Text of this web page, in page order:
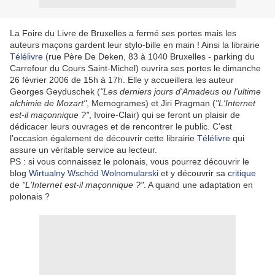
La Foire du Livre de Bruxelles a fermé ses portes mais les
auteurs maçons gardent leur stylo-bille en main ! Ainsi la librairie
Télélivre (rue Père De Deken, 83 à 1040 Bruxelles - parking du
Carrefour du Cours Saint-Michel) ouvrira ses portes le dimanche
26 février 2006 de 15h à 17h. Elle y accueillera les auteur
Georges Geyduschek ("Les derniers jours d'Amadeus ou l'ultime
alchimie de Mozart", Memogrames) et Jiri Pragman ("L'Internet
est-il maçonnique ?", Ivoire-Clair) qui se feront un plaisir de
dédicacer leurs ouvrages et de rencontrer le public. C'est
l'occasion également de découvrir cette librairie Télélivre qui
assure un véritable service au lecteur.
PS : si vous connaissez le polonais, vous pourrez découvrir le
blog Wirtualny Wschód Wolnomularski et y découvrir sa critique
de "L'Internet est-il maçonnique ?". A quand une adaptation en
polonais ?